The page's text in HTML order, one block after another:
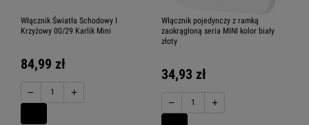
Włącznik Światła Schodowy I
Krzyżowy 00/29 Karlik Mini
84,99 zł
− +
Włącznik pojedynczy z ramką
zaokrągloną seria MINI kolor biały
złoty
34,93 zł
− +